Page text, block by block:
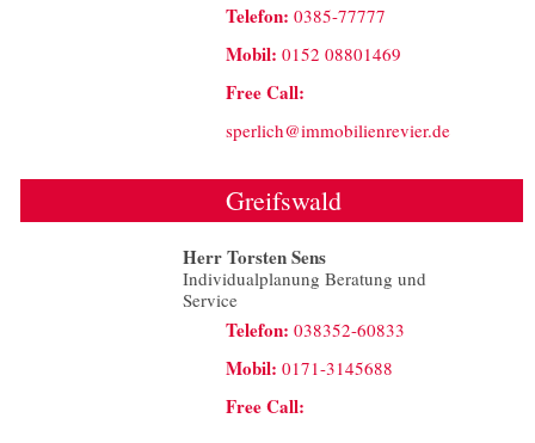
Telefon: 0385-77777
Mobil: 0152 08801469
Free Call:
sperlich@immobilienrevier.de
Greifswald
Herr Torsten Sens
Individualplanung Beratung und
Service
Telefon: 038352-60833
Mobil: 0171-3145688
Free Call: